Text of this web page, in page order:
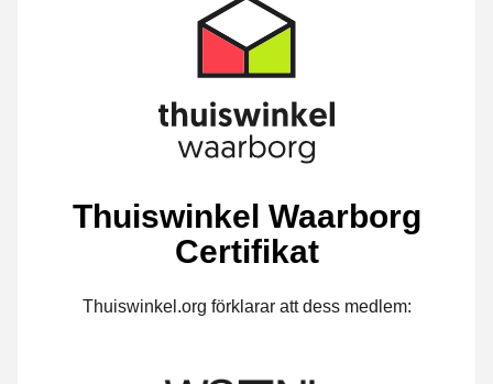
Thuiswinkel Waarborg
Certifikat
Thuiswinkel.org förklarar att dess medlem: